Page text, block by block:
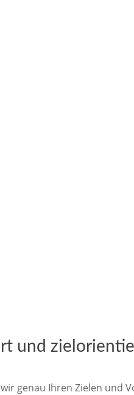
und
genau Ihren Zielen und